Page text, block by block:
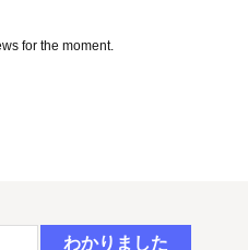
for the moment.